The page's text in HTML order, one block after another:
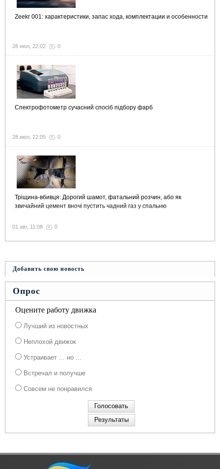
Zeekr 001: характеристики, запас хода, комплектации и особенности
28 июл, 22:02 0
Спектрофотометр сучасний спосіб підбору фарб
28 июл, 22:05 0
Тріщина-вбивця: Дорогий шамот, фатальний розчин, або як
звичайний цемент вночі пустить чадний газ у спальню
01 авг, 11:08 0
Добавить свою новость
Опрос
Оцените работу движка
Лучший из новостных
Неплохой движок
Устраивает ... но ...
Встречал и получше
Совсем не понравился